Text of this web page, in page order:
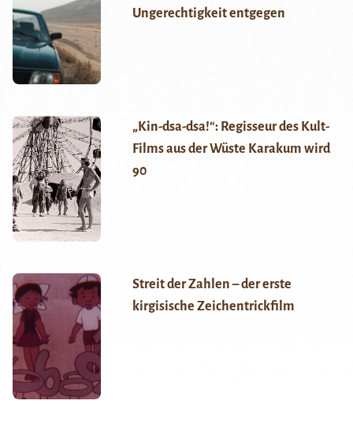
Ungerechtigkeit entgegen
„Kin-dsa-dsa!“: Regisseur des Kult-
Films aus der Wüste Karakum wird
90
Streit der Zahlen – der erste
kirgisische Zeichentrickfilm